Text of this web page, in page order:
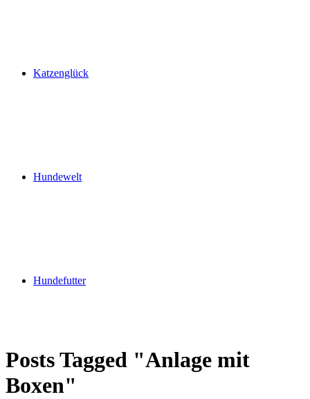
Katzenglück
Hundewelt
Hundefutter
Posts Tagged "Anlage mit
Boxen"